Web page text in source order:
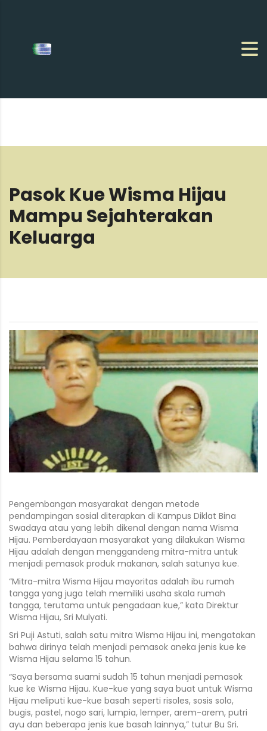
Pasok Kue Wisma Hijau
Mampu Sejahterakan
Keluarga
Pengembangan masyarakat dengan metode
pendampingan sosial diterapkan di Kampus Diklat Bina
Swadaya atau yang lebih dikenal dengan nama Wisma
Hijau. Pemberdayaan masyarakat yang dilakukan Wisma
Hijau adalah dengan menggandeng mitra-mitra untuk
menjadi pemasok produk makanan, salah satunya kue.
“Mitra-mitra Wisma Hijau mayoritas adalah ibu rumah
tangga yang juga telah memiliki usaha skala rumah
tangga, terutama untuk pengadaan kue,” kata Direktur
Wisma Hijau, Sri Mulyati.
Sri Puji Astuti, salah satu mitra Wisma Hijau ini, mengatakan
bahwa dirinya telah menjadi pemasok aneka jenis kue ke
Wisma Hijau selama 15 tahun.
“Saya bersama suami sudah 15 tahun menjadi pemasok
kue ke Wisma Hijau. Kue-kue yang saya buat untuk Wisma
Hijau meliputi kue-kue basah seperti risoles, sosis solo,
bugis, pastel, nogo sari, lumpia, lemper, arem-arem, putri
ayu dan beberapa jenis kue basah lainnya,” tutur Bu Sri.